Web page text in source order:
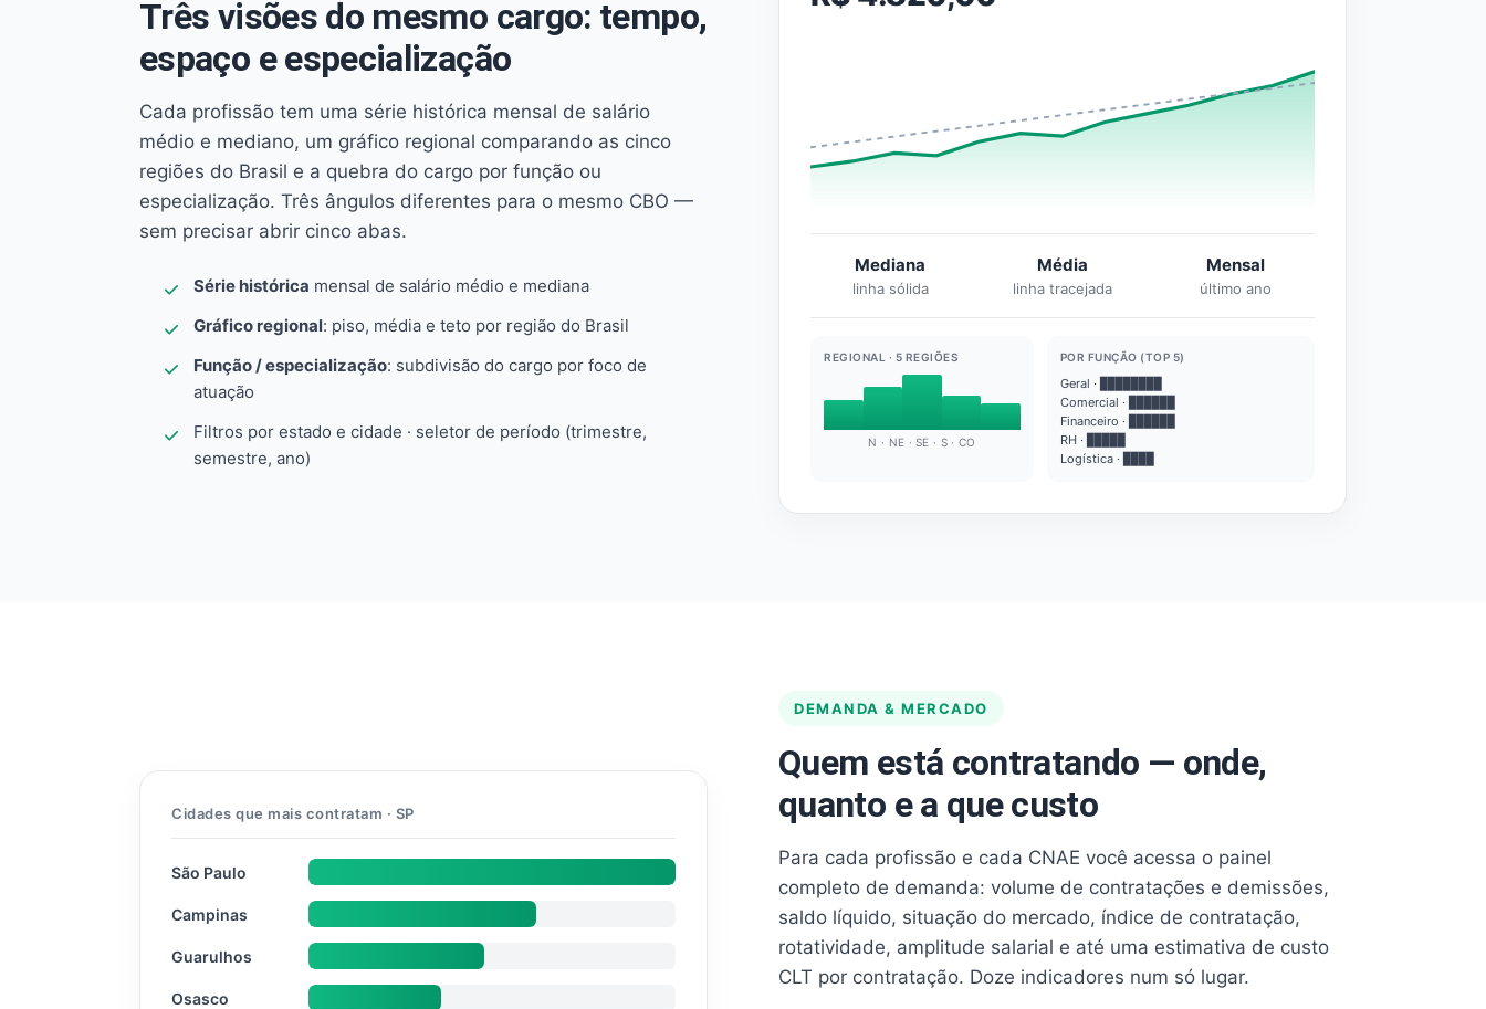
Três visões do mesmo cargo: tempo,
espaço e especialização
Cada profissão tem uma série histórica mensal de salário
médio e mediano, um gráfico regional comparando as cinco
regiões do Brasil e a quebra do cargo por função ou
especialização. Três ângulos diferentes para o mesmo CBO —
sem precisar abrir cinco abas.
Série histórica mensal de salário médio e mediana
Gráfico regional: piso, média e teto por região do Brasil
Função / especialização: subdivisão do cargo por foco de
atuação
Filtros por estado e cidade · seletor de período (trimestre,
semestre, ano)
Mediana
linha sólida
Média
linha tracejada
Mensal
último ano
REGIONAL · 5 REGIÕES
N · NE · SE · S · CO
POR FUNÇÃO (TOP 5)
Geral · ████████
Comercial · ██████
Financeiro · ██████
RH · █████
Logística · ████
DEMANDA & MERCADO
Quem está contratando — onde,
quanto e a que custo
Para cada profissão e cada CNAE você acessa o painel
completo de demanda: volume de contratações e demissões,
saldo líquido, situação do mercado, índice de contratação,
rotatividade, amplitude salarial e até uma estimativa de custo
CLT por contratação. Doze indicadores num só lugar.
Cidades que mais contratam · SP
São Paulo
Campinas
Guarulhos
Osasco